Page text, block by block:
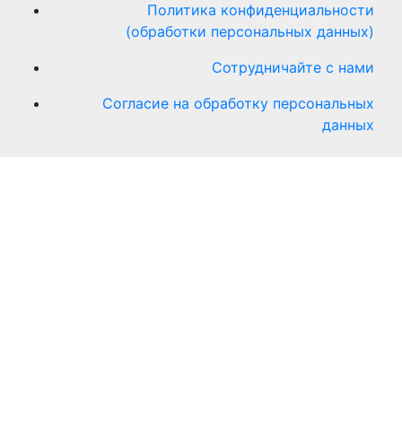
Политика конфиденциальности
(обработки персональных данных)
Сотрудничайте с нами
Согласие на обработку персональных
данных